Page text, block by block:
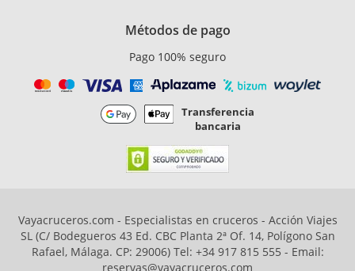
Métodos de pago
Pago 100% seguro
Transferencia
bancaria
Vayacruceros.com - Especialistas en cruceros - Acción Viajes
SL (C/ Bodegueros 43 Ed. CBC Planta 2ª Of. 14, Polígono San
Rafael, Málaga. CP: 29006) Tel: +34 917 815 555 - Email:
reservas@vayacruceros.com